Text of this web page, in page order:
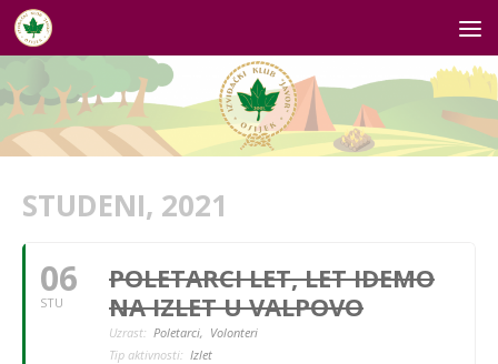
Skip to content
STUDENI, 2021
06
STU
POLETARCI LET, LET IDEMO
NA IZLET U VALPOVO
Uzrast: Poletarci, Volonteri
Tip aktivnosti: Izlet